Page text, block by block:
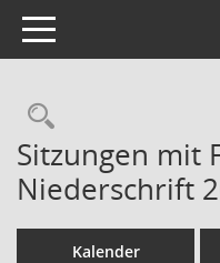
Toggle navigation
Sitzungen mit
Niederschrift
Kalender